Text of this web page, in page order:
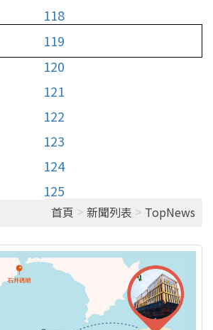
118
119
120
121
122
123
124
125
首頁 > 新聞列表 > TopNews